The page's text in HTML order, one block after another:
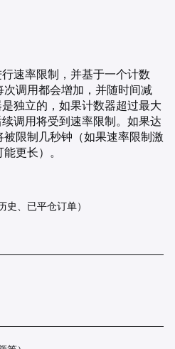
速率限制，并基于一个计数
调用都会增加，并随时间减
独立的，如果计数器超过最大
调用将受到速率限制。如果达
限制几秒钟（如果速率限制激
更长）。
、已平仓订单）